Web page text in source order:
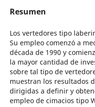
Resumen
Los vertedores tipo
Su empleo comenzó a
década de 1990 y
la mayor cantidad de
sobre tal tipo de
muestran los resultados
dirigidas a definir y
empleo de cimacios tipo